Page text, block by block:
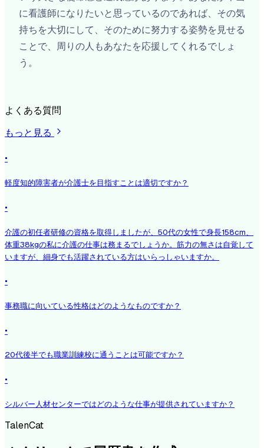
に看護師になりたいと思っているのであれば、その気
持ちを大切にして、そのために努力する姿勢を見せる
ことで、周りの人もあなたを応援してくれるでしょ
う。
よくある質問
もっと見る
·
軽度知的障害者が介護士を目指すことは適切ですか？
·
介護の初任者研修の資格を取得しましたが、50代の女性で身長158cm、
体重38kgの私に介護の仕事は務まるでしょうか。筋力の無さは自覚して
いますが、細身でも活躍されている方はいらっしゃいますか。
·
事務職に向いている性格はどのようなものですか？
·
20代後半でも職業訓練校に通うことは可能ですか？
·
シルバー人材センターではどのような仕事が提供されていますか？
TalenCat